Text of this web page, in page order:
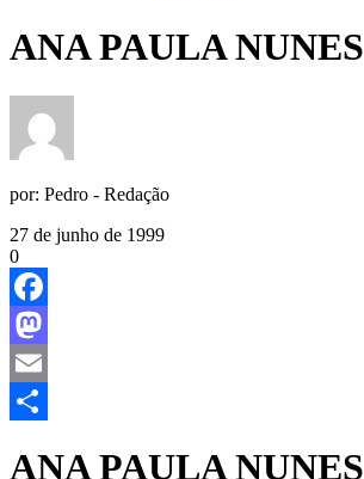
ANA PAULA NUNES
por: Pedro - Redação
27 de junho de 1999
0
Facebook
Mastodon
Email
ANA PAULA NUNES